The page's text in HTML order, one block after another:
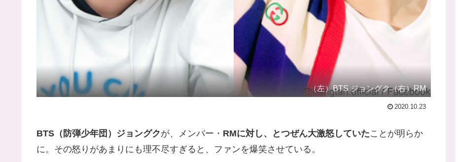
（左）BTS ジョングク（右）RM
2020.10.23
BTS（防弾少年団）ジョングクが、メンバー・ RMに対し、とつぜん大激怒していたことが明らか
に。その怒りがあまりにも理不尽すぎると、ファンを爆笑させている。